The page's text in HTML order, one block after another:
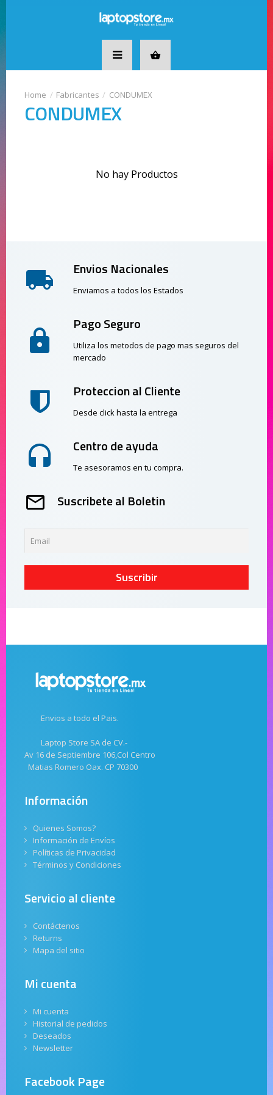
Fabricantes CONDUMEX
CONDUMEX
No hay Productos
Envios Nacionales
Enviamos a todos los Estados
Pago Seguro
Utiliza los metodos de pago mas seguros del
mercado
Proteccion al Cliente
Desde click hasta la entrega
Centro de ayuda
Te asesoramos en tu compra.
Suscribete al Boletin
Suscribir
Envios a todo el Pais.
Laptop Store SA de CV.-
Av 16 de Septiembre 106,Col Centro
Matias Romero Oax. CP 70300
Información
Quienes Somos?
Información de Envíos
Políticas de Privacidad
Términos y Condiciones
Servicio al cliente
Contáctenos
Returns
Mapa del sitio
Mi cuenta
Mi cuenta
Historial de pedidos
Deseados
Newsletter
Facebook Page